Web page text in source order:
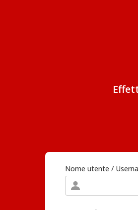
Nome utente /